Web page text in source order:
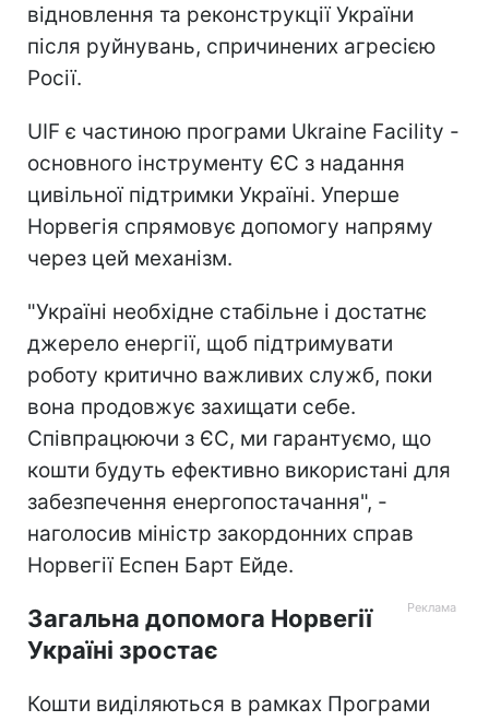
відновлення та реконструкції України
після руйнувань, спричинених агресією
Росії.
UIF є частиною програми Ukraine Facility -
основного інструменту ЄС з надання
цивільної підтримки Україні. Уперше
Норвегія спрямовує допомогу напряму
через цей механізм.
"Україні необхідне стабільне і достатнє
джерело енергії, щоб підтримувати
роботу критично важливих служб, поки
вона продовжує захищати себе.
Співпрацюючи з ЄС, ми гарантуємо, що
кошти будуть ефективно використані для
забезпечення енергопостачання", -
наголосив міністр закордонних справ
Норвегії Еспен Барт Ейде.
Загальна допомога Норвегії
Україні зростає
Кошти виділяються в рамках Програми